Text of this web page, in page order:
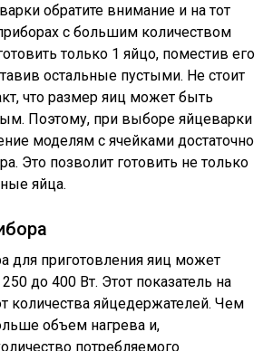
обратите внимание и на тот
с большим количеством
только 1 яйцо, поместив его
остальные пустыми. Не стоит
что размер яиц может быть
Поэтому, при выборе яйцеварки
моделям с ячейками достаточно
Это позволит готовить не только
яйца.
для приготовления яиц может
до 400 Вт. Этот показатель на
количества яйцедержателей. Чем
объем нагрева и,
потребляемого